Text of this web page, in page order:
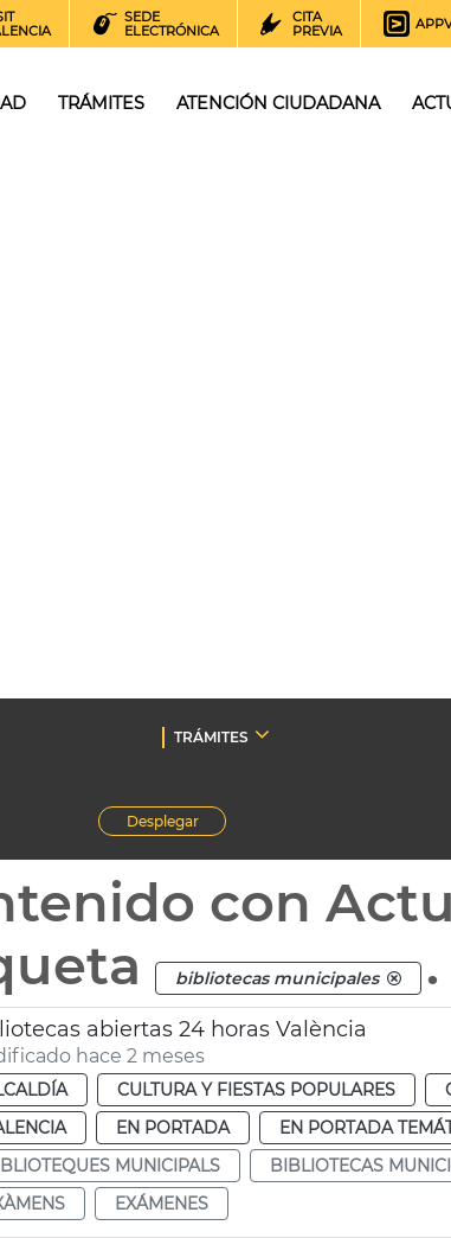
SEDE
ELECTRÓNICA
CITA
PREVIA
TRÁMITES ATENCIÓN CIUDADANA
TRÁMITES
Desplegar
con
bibliotecas municipales .
abiertas 24 horas València
hace 2 meses
CULTURA Y FIESTAS POPULARES
EN PORTADA EN PORTADA
MUNICIPALS
BIBLIOTECAS
EXÁMENES